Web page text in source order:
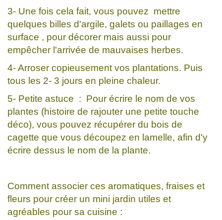
3- Une fois cela fait, vous pouvez mettre
quelques billes d'argile, galets ou paillages en
surface , pour décorer mais aussi pour
empêcher l'arrivée de mauvaises herbes.
4- Arroser copieusement vos plantations. Puis
tous les 2- 3 jours en pleine chaleur.
5- Petite astuce : Pour écrire le nom de vos
plantes (histoire de rajouter une petite touche
déco), vous pouvez récupérer du bois de
cagette que vous découpez en lamelle, afin d'y
écrire dessus le nom de la plante.
Comment associer ces aromatiques, fraises et
fleurs pour créer un mini jardin utiles et
agréables pour sa cuisine :